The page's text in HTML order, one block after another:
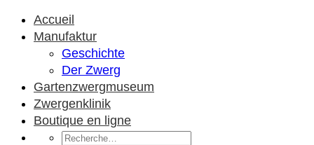
Accueil
Manufaktur
Geschichte
Der Zwerg
Gartenzwergmuseum
Zwergenklinik
Boutique en ligne
Recherche